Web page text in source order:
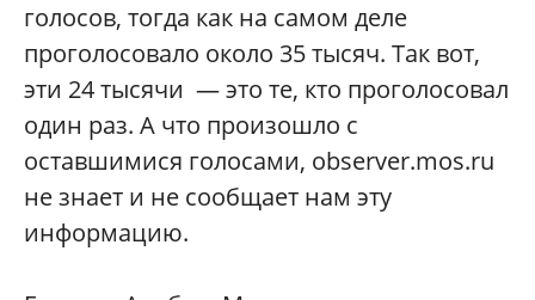
голосов, тогда как на самом деле
проголосовало около 35 тысяч. Так вот,
эти 24 тысячи — это те, кто проголосовал
один раз. А что произошло с
оставшимися голосами, observer.mos.ru
не знает и не сообщает нам эту
информацию.